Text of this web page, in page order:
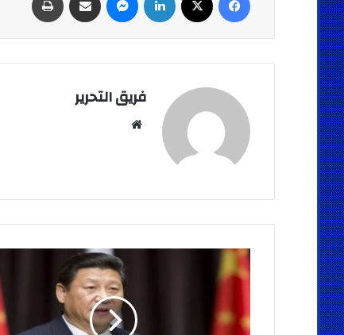
فريق التحرير
الرئيس
الصينى
مجلس
النواب